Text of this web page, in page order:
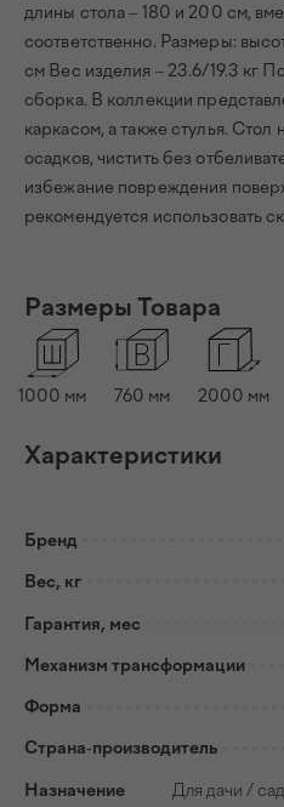
длины стола – 180 и 200 см,
соответственно. Размеры:
см Вес изделия – 23.6/19.3 кг
сборка. В коллекции
каркасом, а также стулья. Стол
осадков, чистить без
избежание повреждения
рекомендуется использовать
Размеры Товара
1000 мм 760 мм 2000 мм
Характеристики
Бренд
Вес, кг
Гарантия, мес
Механизм трансформации
Форма
Страна-производитель
Назначение
Для дачи /